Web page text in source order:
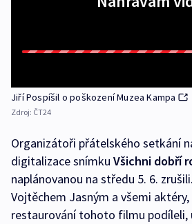
Jiří Pospíšil o poškození Muzea Kampa
Zdroj: ČT24
Organizátoři přátelského setkání
digitalizace snímku Všichni dobří
naplánovanou na středu 5. 6.
Vojtěchem Jasným a všemi
restaurování tohoto filmu podíleli,